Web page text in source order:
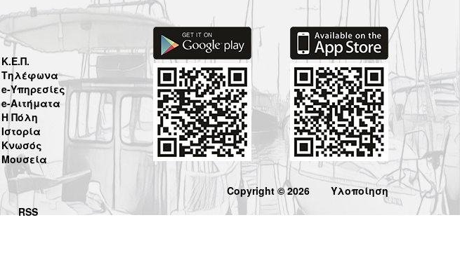
Κ.Ε.Π.
Τηλέφωνα
e-Υπηρεσίες
e-Αιτήματα
Η Πόλη
Ιστορία
Κνωσός
Μουσεία
RSS
Copyright © 2026 Υλοποίηση